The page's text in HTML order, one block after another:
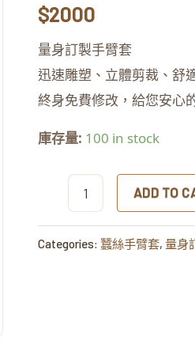
$2000
量身訂製手臂套
迅速雕塑、立體剪裁、舒
終身免費修改，給您安心
庫存量: 100 in stock
桔
色
quantity
ADD TO
Categories: 蠶絲手臂套,量身